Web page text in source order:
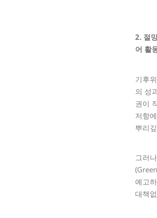
2. 절
어 활
기후
의 성
권이
저항
뿌리
그러
예고
대책